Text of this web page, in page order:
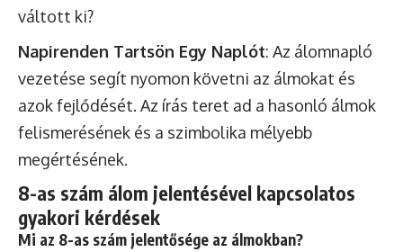
váltott ki?
Napirenden Tartsön Egy Naplót: Az álomnapló
vezetése segít nyomon követni az álmokat és
azok fejlődését. Az írás teret ad a hasonló álmok
felismerésének és a szimbolika mélyebb
megértésének.
8-as szám álom jelentésével kapcsolatos
gyakori kérdések
Mi az 8-as szám jelentősége az álmokban?